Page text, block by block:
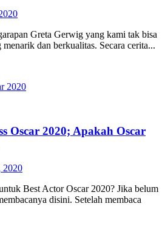
Greta Gerwig yang kami tak bisa
dan berkualitas. Secara cerita...
Oscar 2020; Apakah Oscar
2020
Best Actor Oscar 2020? Jika belum
disini. Setelah membaca